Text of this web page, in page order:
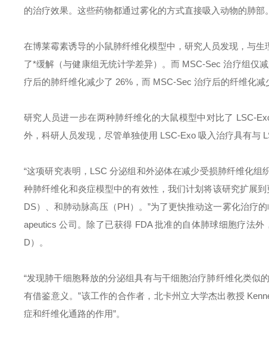
的治疗效果。这些药物都通过雾化的方式直接吸入动物的肺部。
在博莱霉素诱导的小鼠肺纤维化模型中，研究人员发现，与
了*缓解（与健康组无统计学差异）。而 MSC-Sec 治疗组仅
疗后的肺纤维化减少了 26%，而 MSC-Sec 治疗后的纤维化减
研究人员进一步在两种肺纤维化的大鼠模型中对比了 LSC-
外，科研人员发现，尽管单独使用 LSC-Exo 吸入治疗具有与
“这项研究表明，LSC 分泌组和外泌体在减少受损肺纤维化
种肺纤维化和炎症模型中的有效性，我们计划将该研究扩展
DS）、和肺动脉高压（PH）。”为了更快推动这一雾化治疗
apeutics 公司。除了已获得 FDA 批准的自体肺球细胞疗法
D）。
“发现肺干细胞释放的分泌组具有与干细胞治疗肺纤维化类
有借鉴意义。”该工作的合作者，北卡州立大学杰出教授
症和纤维化通路的作用”。